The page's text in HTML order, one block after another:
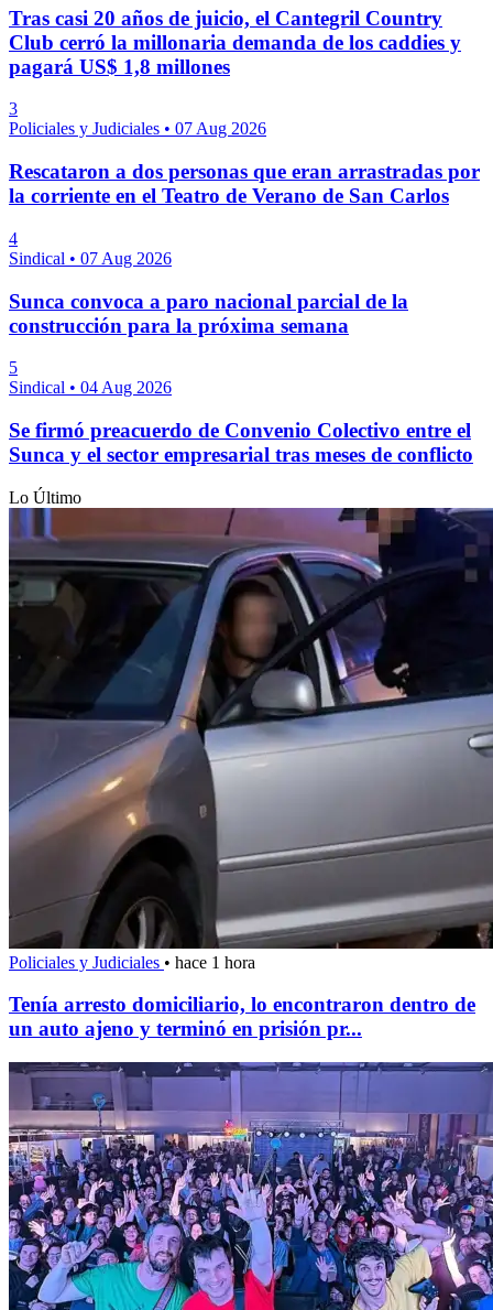
Tras casi 20 años de juicio, el Cantegril Country
Club cerró la millonaria demanda de los caddies y
pagará US$ 1,8 millones
3
Policiales y Judiciales • 07 Aug 2026
Rescataron a dos personas que eran arrastradas por
la corriente en el Teatro de Verano de San Carlos
4
Sindical • 07 Aug 2026
Sunca convoca a paro nacional parcial de la
construcción para la próxima semana
5
Sindical • 04 Aug 2026
Se firmó preacuerdo de Convenio Colectivo entre el
Sunca y el sector empresarial tras meses de conflicto
Lo Último
Policiales y Judiciales • hace 1 hora
Tenía arresto domiciliario, lo encontraron dentro de
un auto ajeno y terminó en prisión pr...